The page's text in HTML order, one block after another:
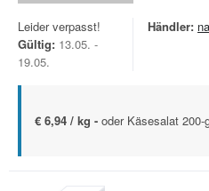
Leider verpasst!
Gültig: 13.05. -
19.05.
Händler:
€ 6,94 / kg - oder Käsesalat 200-